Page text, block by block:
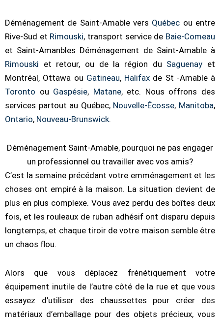
Déménagement de Saint-Amable vers Québec ou entre
Rive-Sud et Rimouski, transport service de Baie-Comeau
et Saint-Amanbles Déménagement de Saint-Amable à
Rimouski et retour, ou de la région du Saguenay et
Montréal, Ottawa ou Gatineau, Halifax de St -Amable à
Toronto ou Gaspésie, Matane, etc. Nous offrons des
services partout au Québec, Nouvelle-Écosse, Manitoba,
Ontario, Nouveau-Brunswick.
Déménagement Saint-Amable, pourquoi ne pas engager
un professionnel ou travailler avec vos amis?
C’est la semaine précédant votre emménagement et les
choses ont empiré à la maison. La situation devient de
plus en plus complexe. Vous avez perdu des boîtes deux
fois, et les rouleaux de ruban adhésif ont disparu depuis
longtemps, et chaque tiroir de votre maison semble être
un chaos flou.
Alors que vous déplacez frénétiquement votre
équipement inutile de l’autre côté de la rue et que vous
essayez d’utiliser des chaussettes pour créer des
matériaux d’emballage pour des objets précieux, vous